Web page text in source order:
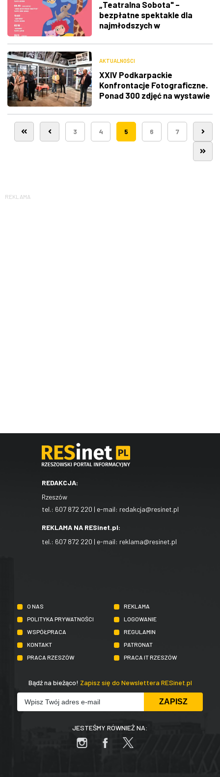
„Teatralna Sobota" –
bezpłatne spektakle dla
najmłodszych w
AKTUALNOŚCI
XXIV Podkarpackie
Konfrontacje Fotograficzne.
Ponad 300 zdjęć na wystawie
3 4 5 6 7
REKLAMA
REDAKCJA:
Rzeszów
tel.: 607 872 220 | e-mail: redakcja@resinet.pl
REKLAMA NA RESinet.pl:
tel.: 607 872 220 | e-mail: reklama@resinet.pl
O NAS
REKLAMA
POLITYKA PRYWATNOŚCI
LOGOWANIE
WSPÓŁPRACA
REGULAMIN
KONTAKT
PATRONAT
PRACA RZESZÓW
PRACA IT RZESZÓW
Bądź na bieżąco! Zapisz się do Newslettera RESinet.pl
JESTEŚMY RÓWNIEŻ NA: